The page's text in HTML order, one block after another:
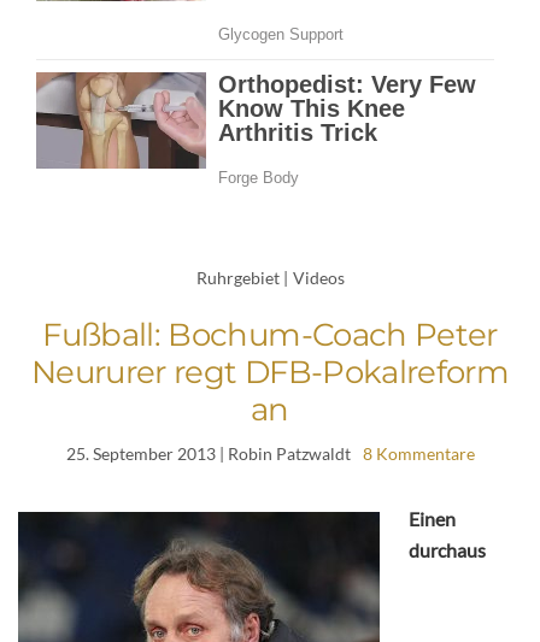
Ruhrgebiet | Videos
Fußball: Bochum-Coach Peter
Neururer regt DFB-Pokalreform
an
25. September 2013| Robin Patzwaldt 8 Kommentare
Einen
durchaus